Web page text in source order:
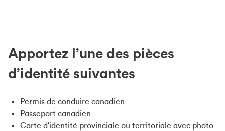
Apportez l’une des pièces
d’identité suivantes
Permis de conduire canadien
Passeport canadien
Carte d'identité provinciale ou territoriale avec photo